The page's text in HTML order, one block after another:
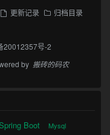
更新记录
归档目录
20012357号-2
by 搬砖的码农
Boot Mysql